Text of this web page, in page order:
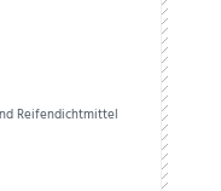
Reifendichtmittel